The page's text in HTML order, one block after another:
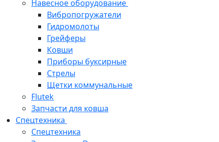
Навесное оборудование
Вибропогружатели
Гидромолоты
Грейферы
Ковши
Приборы буксирные
Стрелы
Щетки коммунальные
Flutek
Запчасти для ковша
Спецтехника
Спецтехника